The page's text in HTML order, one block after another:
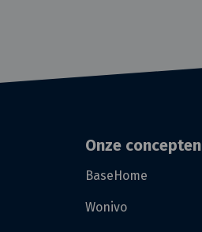
Onze concepten
BaseHome
Wonivo